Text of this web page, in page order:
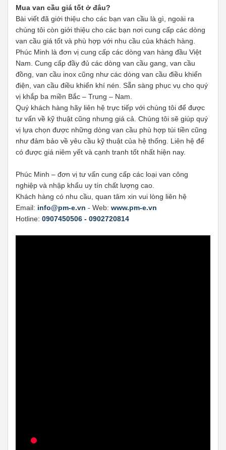
Mua van cầu giá tốt ở đâu?
Bài viết đã giới thiệu cho các bạn van cầu là gì, ngoài ra
chúng tôi còn giới thiệu cho các bạn nơi cung cấp các dòng
van cầu giá tốt và phù hợp với nhu cầu của khách hàng.
Phúc Minh là đơn vị cung cấp các dòng van hàng đầu Việt
Nam. Cung cấp đầy đủ các dòng van cầu gang, van cầu
đồng, van cầu inox cũng như các dòng van cầu điều khiển
điện, van cầu điều khiển khí nén. Sẵn sàng phục vụ cho quý
vị khắp ba miền Bắc – Trung – Nam.
Quý khách hàng hãy liên hệ trực tiếp với chúng tôi để được
tư vấn về kỹ thuật cũng nhưng giá cả. Chúng tôi sẽ giúp quý
vị lựa chọn được những dòng van cầu phù hợp túi tiền cũng
như đảm bảo về yêu cầu kỹ thuật của hệ thống. Liên hệ để
có được giá niêm yết và cạnh tranh tốt nhất hiện nay.
Phúc Minh – đơn vị tư vấn cung cấp các loại van công
nghiệp và nhập khẩu uy tín chất lượng cao.
Khách hàng có nhu cầu, quan tâm xin vui lòng liên hệ
Email: info@pm-e.vn - Web: www.pm-e.vn
Hotline: 0907450506 - 0902720814